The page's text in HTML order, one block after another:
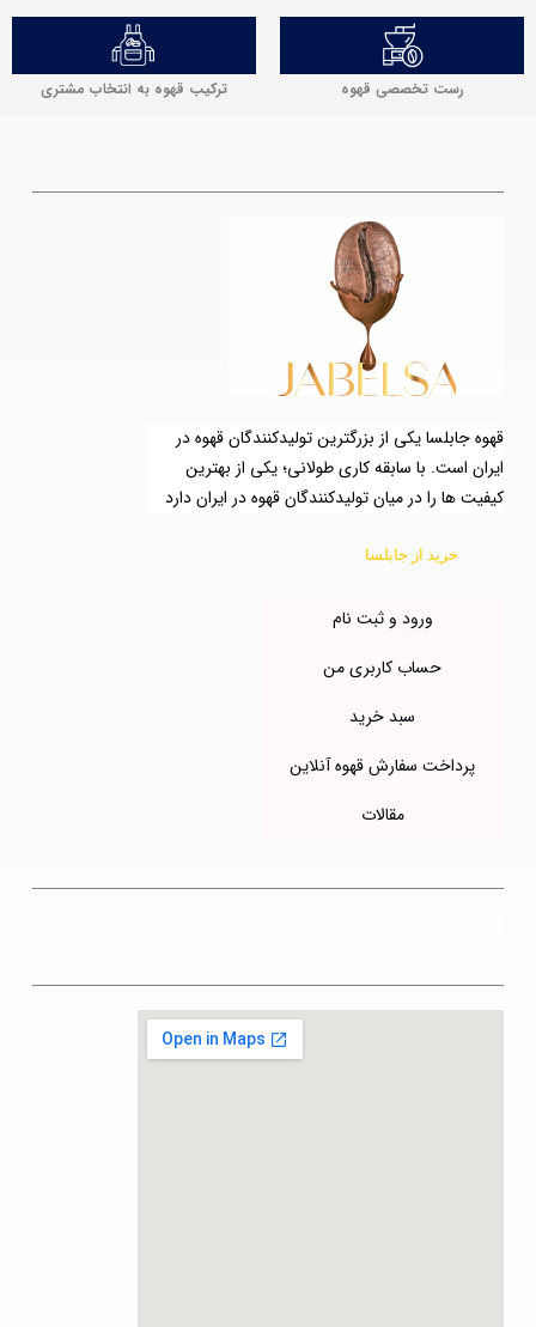
رست تخصصی قهوه ترکیب قهوه به انتخاب مشتری
قهوه جابلسا یکی از بزرگترین تولیدکنندگان قهوه در
ایران است. با سابقه کاری طولانی؛ یکی از بهترین
کیفیت ها را در میان تولیدکنندگان قهوه در ایران دارد
خرید از جابلسا
ورود و ثبت نام
حساب کاربری من
سبد خرید
پرداخت سفارش قهوه آنلاین
مقالات